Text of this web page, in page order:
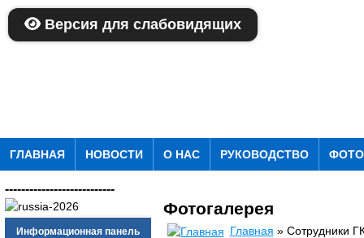
ГЛАВНАЯ НОВОСТИ О НАС РУКОВОДСТВО
---------------------------
Информационная панель
Фотогалерея
Главная » Сотрудники
Версия для слабовидящих